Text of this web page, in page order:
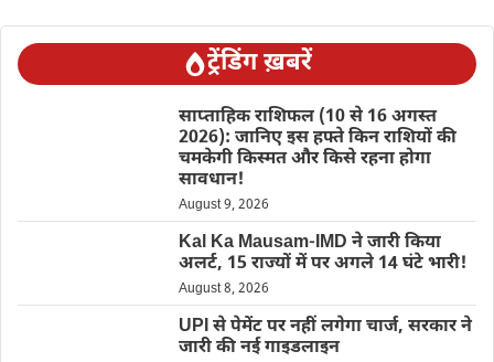
ट्रेंडिंग ख़बरें
साप्ताहिक राशिफल (10 से 16 अगस्त
2026): जानिए इस हफ्ते किन राशियों की
चमकेगी किस्मत और किसे रहना होगा
सावधान!
August 9, 2026
Kal Ka Mausam-IMD ने जारी किया
अलर्ट, 15 राज्यों में पर अगले 14 घंटे भारी!
August 8, 2026
UPI से पेमेंट पर नहीं लगेगा चार्ज, सरकार ने
जारी की नई गाइडलाइन